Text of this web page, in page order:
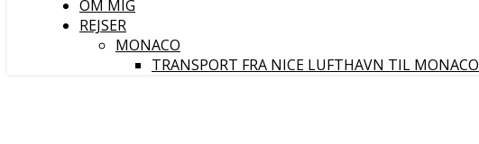
OM MIG
REJSER
MONACO
TRANSPORT FRA NICE LUFTHAVN TIL MONACO